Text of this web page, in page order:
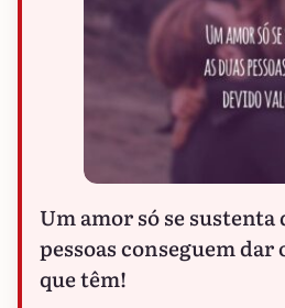
Um amor só se sustenta
pessoas conseguem
que têm!